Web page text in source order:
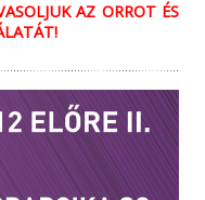
AZ ORROT ÉS